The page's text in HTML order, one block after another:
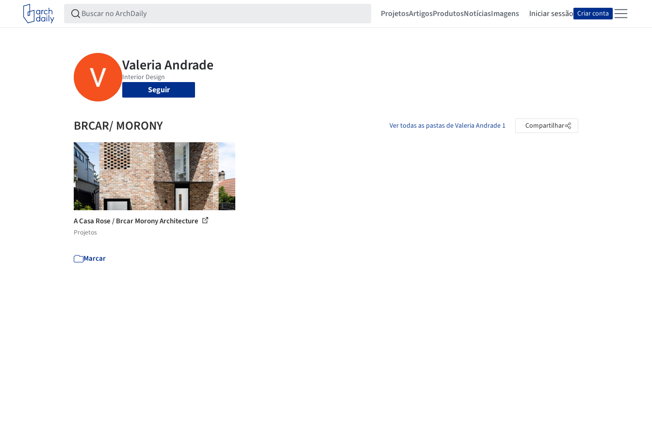
ProjetosArtigosProdutosNotíciasImagens Iniciar sessão Criar conta
Seguir
BRCAR/ MORONY Ver todas as pastas de Valeria Andrade 1 Compartilhar
A Casa Rose / Brcar Morony Architecture
Projetos
Marcar